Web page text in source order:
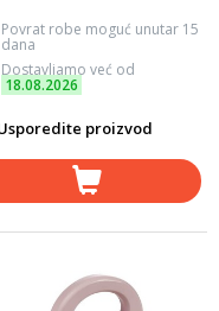
Povrat robe moguć unutar 15
dana
Dostavljamo već od
18.08.2026
proizvod